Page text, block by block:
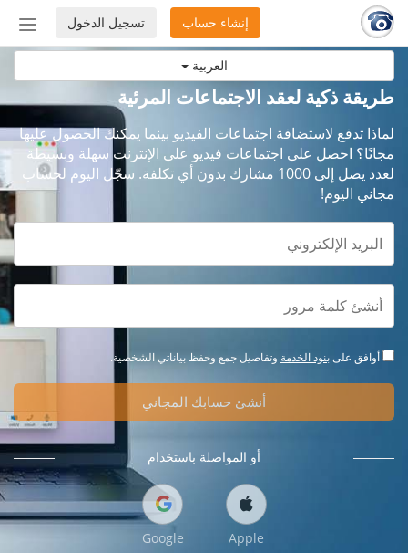
العربية
أو
تسجيل الدخول إنشاء حساب
طريقة ذكية لعقد الاجتماعات المرئية
لماذا تدفع لاستضافة اجتماعات الفيديو بينما يمكنك الحصول عليها
مجانًا؟ احصل على اجتماعات فيديو على الإنترنت سهلة وبسيطة
لعدد يصل إلى 1000 مشارك بدون أي تكلفة. سجّل اليوم لحساب
مجاني اليوم!
أوافق علىبنود الخدمة وتفاصيل جمع وحفظ بياناتي الشخصية.
أنشئ حسابك المجاني
أو المواصلة باستخدام
Apple
Google